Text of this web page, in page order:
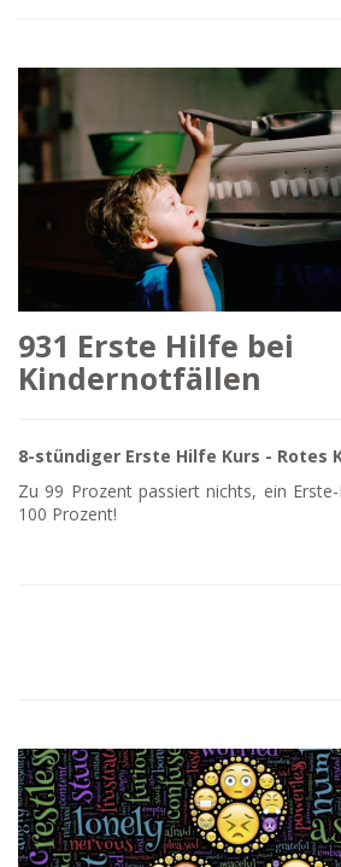
931 Erste Hilfe bei
Kindernotfällen
8-stündiger Erste Hilfe Kurs - Rotes
Zu 99 Prozent passiert nichts, ein
100 Prozent!